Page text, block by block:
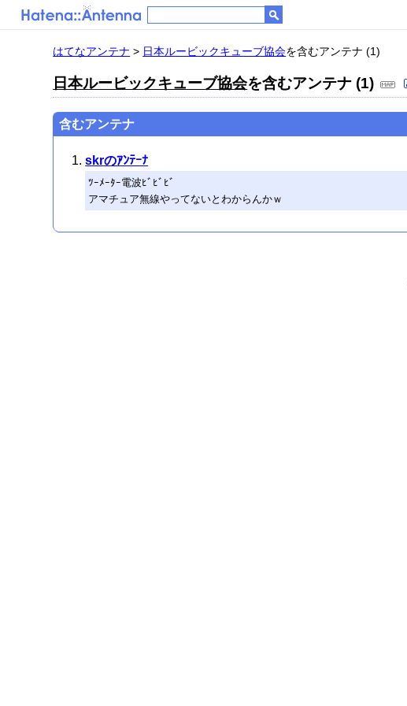
はてなアンテナ > 日本ルービックキューブ協会を含むアンテナ (1)
日本ルービックキューブ協会を含むアンテナ (1)
含むアンテナ
skrのｱﾝﾃｰﾅ
ﾂｰﾒｰﾀｰ電波ﾋﾞﾋﾞﾋﾞ
アマチュア無線やってないとわからんかｗ